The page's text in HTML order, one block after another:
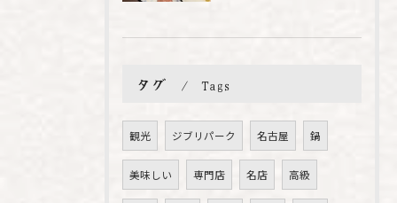
タグ Tags
観光 ジブリパーク 名古屋 鍋
美味しい 専門店 名店 高級